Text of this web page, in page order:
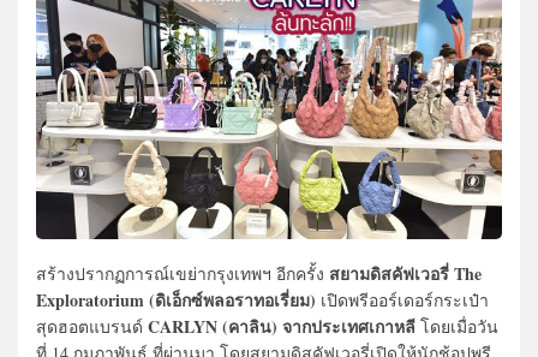
สร้างปรากฏการณ์เขย่ากรุงเทพฯ อีกครั้ง สยามดิสคัฟเวอรี่ The
Exploratorium (ดิเอ็กซ์พลอราทอเรี่ยม) เปิดพรีออร์เดอร์กระเป๋า
สุดฮอตแบรนด์ CARLYN (คาลิน) จากประเทศเกาหลี โดยเมื่อวัน
ที่ 14 กุมภาพันธ์ ที่ผ่านมา โดยสยามดิสคัฟเวอรี่เปิดให้นักช้อปพรี